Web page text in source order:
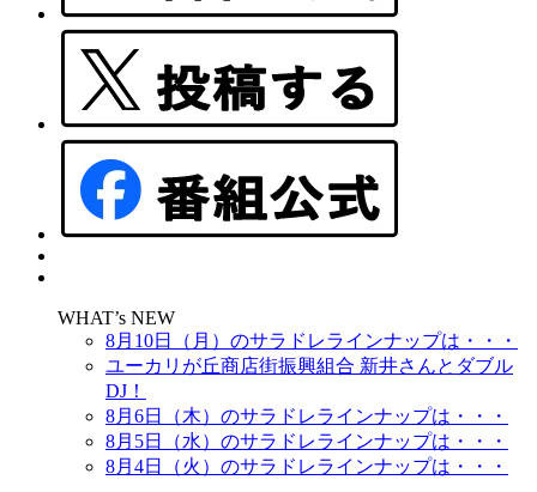
WHAT’s NEW
8月10日（月）のサラドレラインナップは・・・
ユーカリが丘商店街振興組合 新井さんとダブル
DJ！
8月6日（木）のサラドレラインナップは・・・
8月5日（水）のサラドレラインナップは・・・
8月4日（火）のサラドレラインナップは・・・